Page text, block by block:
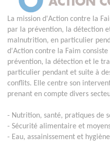
La mission d'Action contre la
par la prévention, la détection
malnutrition, en particulier
d'Action contre la Faim consiste
prévention, la détection et le
particulier pendant et suite à
conflits. Elle centre son
prenant en compte divers
- Nutrition, santé, pratiques de
- Sécurité alimentaire et
- Eau, assainissement et hygiène